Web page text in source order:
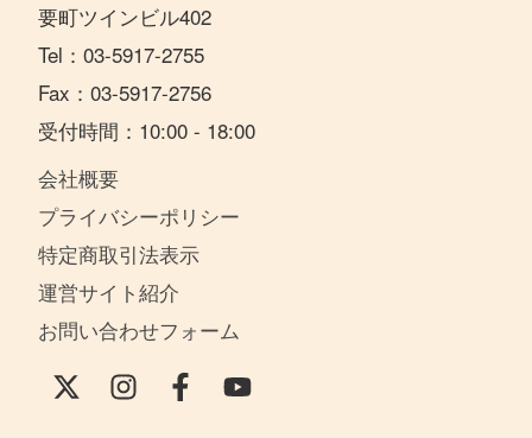
要町ツインビル402
Tel：03-5917-2755
Fax：03-5917-2756
受付時間：10:00 - 18:00
会社概要
プライバシーポリシー
特定商取引法表示
運営サイト紹介
お問い合わせフォーム